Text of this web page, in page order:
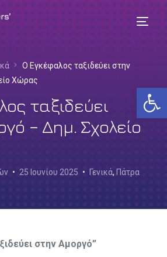
Ο Εγκέφαλος ταξιδεύει στην
Χώρας
ταξιδεύει
– Δημ. Σχολείο
25 Ιουνίου 2025 Γενικά, Πάτρα
στην Αμοργό”